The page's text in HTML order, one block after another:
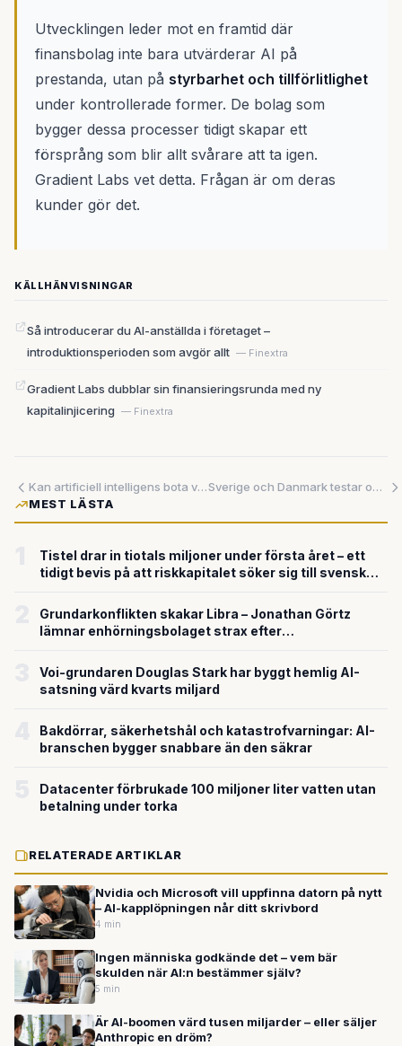
Utvecklingen leder mot en framtid där
finansbolag inte bara utvärderar AI på
prestanda, utan på styrbarhet och tillförlitlighet
under kontrollerade former. De bolag som
bygger dessa processer tidigt skapar ett
försprång som blir allt svårare att ta igen.
Gradient Labs vet detta. Frågan är om deras
kunder gör det.
KÄLLHÄNVISNINGAR
Så introducerar du AI-anställda i företaget –
introduktionsperioden som avgör allt — Finextra
Gradient Labs dubblar sin finansieringsrunda med ny
kapitalinjicering — Finextra
Kan artificiell intelligens bota vårdens administrativa kaos – eller skapar det nya risker?
Sverige och Danmark testar omedelbara gränsöverskridande betalningar – men mycket återstår att lösa
MEST LÄSTA
Tistel drar in tiotals miljoner under första året – ett
tidigt bevis på att riskkapitalet söker sig till svensk
Grundarkonflikten skakar Libra – Jonathan Görtz
lämnar enhörningsbolaget strax efter
Voi-grundaren Douglas Stark har byggt hemlig AI-
satsning värd kvarts miljard
Bakdörrar, säkerhetshål och katastrofvarningar: AI-
branschen bygger snabbare än den säkrar
Datacenter förbrukade 100 miljoner liter vatten utan
betalning under torka
RELATERADE ARTIKLAR
Nvidia och Microsoft vill uppfinna datorn på nytt
– AI-kapplöpningen når ditt skrivbord
4 min
Ingen människa godkände det – vem bär
skulden när AI:n bestämmer själv?
5 min
Är AI-boomen värd tusen miljarder – eller säljer
Anthropic en dröm?